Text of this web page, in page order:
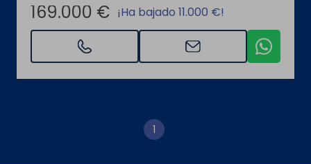
169.000 € ¡Ha bajado 11.000 €!
1